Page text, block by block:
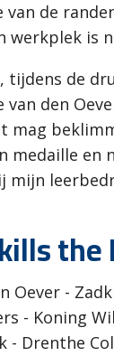
van de
werkplek is
tijdens de
van den
mag
medaille en
mijn
Oever -
- Koning
- Drenthe